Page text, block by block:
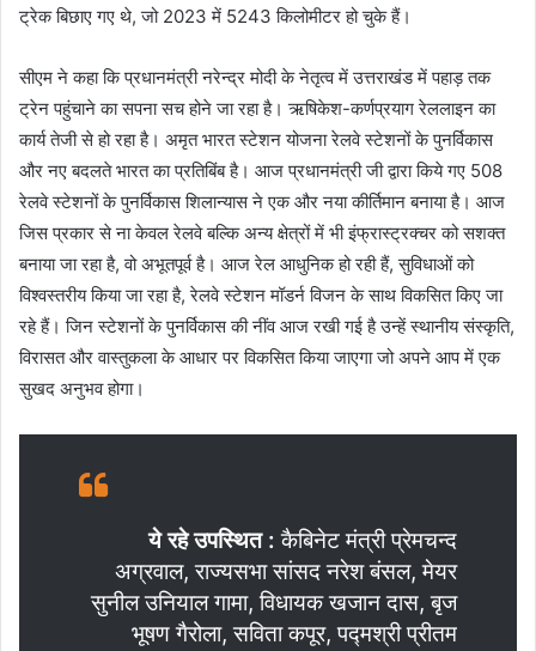
ट्रेक बिछाए गए थे, जो 2023 में 5243 किलोमीटर हो चुके हैं।
सीएम ने कहा कि प्रधानमंत्री नरेन्द्र मोदी के नेतृत्व में उत्तराखंड में पहाड़ तक
ट्रेन पहुंचाने का सपना सच होने जा रहा है। ऋषिकेश-कर्णप्रयाग रेललाइन का
कार्य तेजी से हो रहा है। अमृत भारत स्टेशन योजना रेलवे स्टेशनों के पुनर्विकास
और नए बदलते भारत का प्रतिबिंब है। आज प्रधानमंत्री जी द्वारा किये गए 508
रेलवे स्टेशनों के पुनर्विकास शिलान्यास ने एक और नया कीर्तिमान बनाया है। आज
जिस प्रकार से ना केवल रेलवे बल्कि अन्य क्षेत्रों में भी इंफ्रास्ट्रक्चर को सशक्त
बनाया जा रहा है, वो अभूतपूर्व है। आज रेल आधुनिक हो रही हैं, सुविधाओं को
विश्वस्तरीय किया जा रहा है, रेलवे स्टेशन मॉडर्न विजन के साथ विकसित किए जा
रहे हैं। जिन स्टेशनों के पुनर्विकास की नींव आज रखी गई है उन्हें स्थानीय संस्कृति,
विरासत और वास्तुकला के आधार पर विकसित किया जाएगा जो अपने आप में एक
सुखद अनुभव होगा।
ये रहे उपस्थित : कैबिनेट मंत्री प्रेमचन्द
अग्रवाल, राज्यसभा सांसद नरेश बंसल, मेयर
सुनील उनियाल गामा, विधायक खजान दास, बृज
भूषण गैरोला, सविता कपूर, पद्मश्री प्रीतम